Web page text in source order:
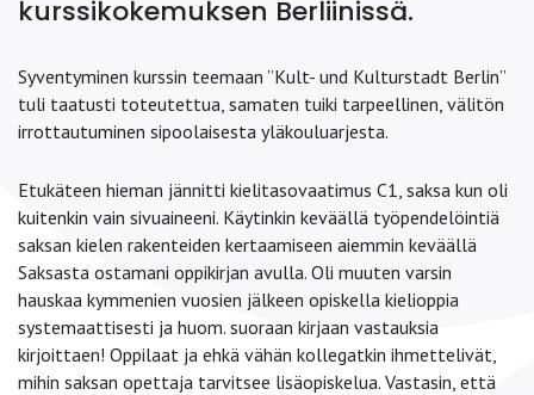
kurssikokemuksen Berliinissä.
Syventyminen kurssin teemaan ”Kult- und Kulturstadt Berlin”
tuli taatusti toteutettua, samaten tuiki tarpeellinen, välitön
irrottautuminen sipoolaisesta yläkouluarjesta.
Etukäteen hieman jännitti kielitasovaatimus C1, saksa kun oli
kuitenkin vain sivuaineeni. Käytinkin keväällä työpendelöintiä
saksan kielen rakenteiden kertaamiseen aiemmin keväällä
Saksasta ostamani oppikirjan avulla. Oli muuten varsin
hauskaa kymmenien vuosien jälkeen opiskella kielioppia
systemaattisesti ja huom. suoraan kirjaan vastauksia
kirjoittaen! Oppilaat ja ehkä vähän kollegatkin ihmettelivät,
mihin saksan opettaja tarvitsee lisäopiskelua. Vastasin, että